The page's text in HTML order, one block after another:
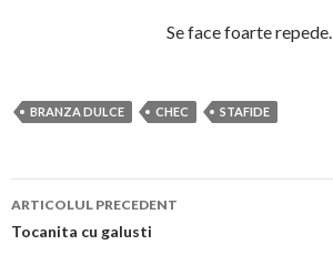
Se face foarte repede.
BRANZA DULCE CHEC STAFIDE
Navigare
în
ARTICOLUL PRECEDENT
Tocanita cu galusti